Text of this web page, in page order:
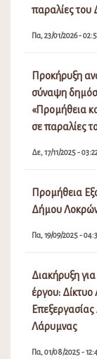
παραλίες
Πα, 23/01/2026 -
Προκήρυξη
σύναψη
«Προμήθεια
σε παραλίες
Δε, 17/11/2025 -
Προμήθεια
Δήμου
Πα, 19/09/2025 -
Διακήρυξη
έργου:
Λάρυμνας
Πα, 01/08/2025 -